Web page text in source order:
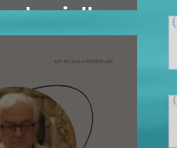
dhe...